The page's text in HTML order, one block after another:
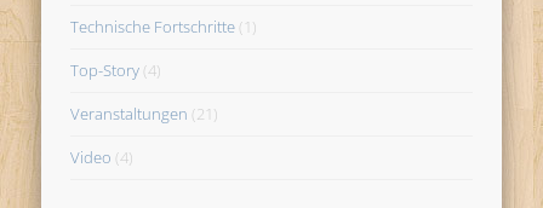
Technische Fortschritte (1)
Top-Story (4)
Veranstaltungen (21)
Video (4)